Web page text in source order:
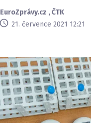
EuroZprávy.cz ,ČTK
21. července 2021 12:21